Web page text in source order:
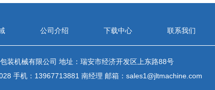
公司介绍 下载中心 联系我们
机械有限公司 地址：瑞安市经济开发区上东路88号
手机：13967713881 南经理 邮箱： sales1@jltmachine.com